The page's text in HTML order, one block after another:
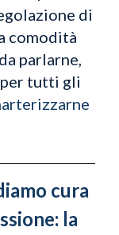
di
comodità
parlarne,
tutti gli
cura
la